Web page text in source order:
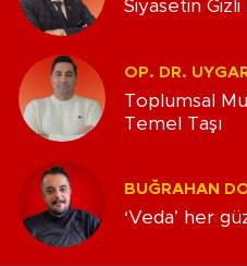
Siyasetin Gizli
OP. DR.
Toplumsal
Temel Taşı
BUĞRAHAN
‘Veda’ her